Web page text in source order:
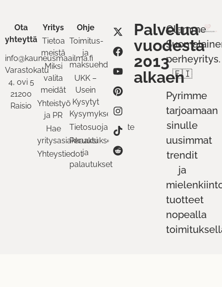
Ota
yhteyttä
info@kauneusmaailma.fi
Varastokatu
4, ovi 5
21200
Raisio
Yritys
Tietoa
meistä
Miksi
valita
meidät
Yhteistyö
ja PR
Hae
yritysasiakkaaksi
Yhteystiedot
Ohje
Toimitus-
ja
maksuehdot
UKK –
Usein
Kysytyt
Kysymykset
Tietosuojaseloste
Peruutukset
ja
palautukset
Palvelua
vuodesta
2013
alkaen
Olemme
perheyritys.
🇫🇮
Pyrimme
tarjoamaan
sinulle
uusimmat
trendit
ja
tuotteet
nopealla